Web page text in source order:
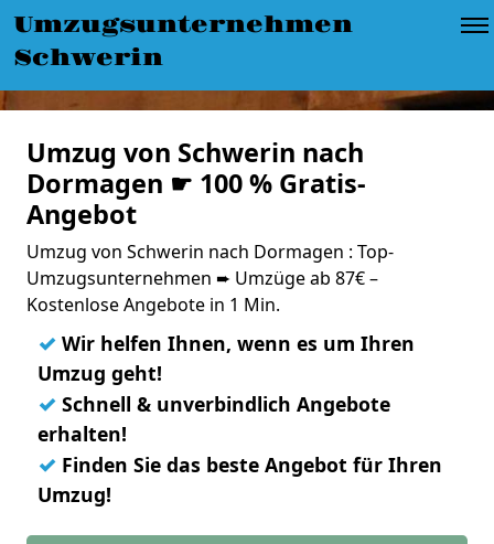
Umzugsunternehmen
Schwerin
Umzug von Schwerin nach
Dormagen ☛ 100 % Gratis-
Angebot
Umzug von Schwerin nach Dormagen : Top-
Umzugsunternehmen ➨ Umzüge ab 87€ –
Kostenlose Angebote in 1 Min.
✓ Wir helfen Ihnen, wenn es um Ihren
Umzug geht!
✓ Schnell & unverbindlich Angebote
erhalten!
✓ Finden Sie das beste Angebot für Ihren
Umzug!